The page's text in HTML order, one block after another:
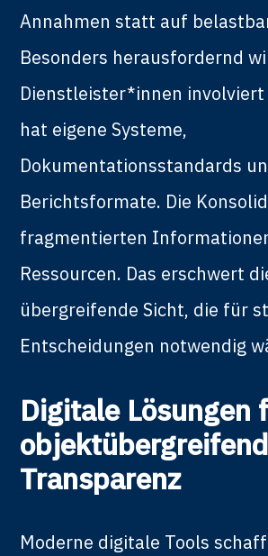
Annahmen statt auf
Besonders herausfordernd
Dienstleister*innen
hat eigene Systeme,
Dokumentationsstandards
Berichtsformate. Die
fragmentierten
Ressourcen. Das erschwert
übergreifende Sicht, die für
Entscheidungen notwendig
Digitale Lösungen
Transparenz
Moderne digitale Tools